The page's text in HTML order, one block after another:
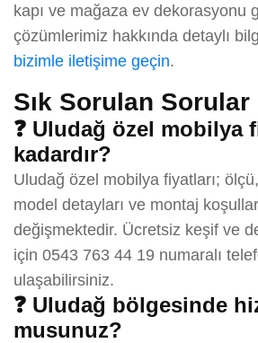
kapı ve mağaza ev dekorasyonu
çözümlerimiz hakkında detaylı
bizimle iletişime geçin.
Sık Sorulan Sorular
❓ Uludağ özel mobilya
kadardır?
Uludağ özel mobilya fiyatları;
model detayları ve montaj
değişmektedir. Ücretsiz keşif ve
için 0543 763 44 19 numaralı
ulaşabilirsiniz.
❓ Uludağ bölgesinde
musunuz?